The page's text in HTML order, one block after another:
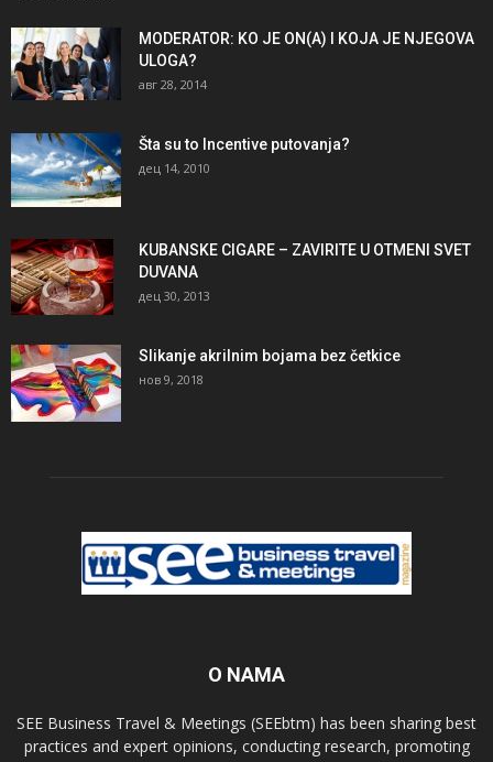
MODERATOR: KO JE ON(A) I KOJA JE NJEGOVA
ULOGA?
авг 28, 2014
Šta su to Incentive putovanja?
дец 14, 2010
KUBANSKE CIGARE – ZAVIRITE U OTMENI SVET
DUVANA
дец 30, 2013
Slikanje akrilnim bojama bez četkice
нов 9, 2018
O NAMA
SEE Business Travel & Meetings (SEEbtm) has been sharing best
practices and expert opinions, conducting research, promoting